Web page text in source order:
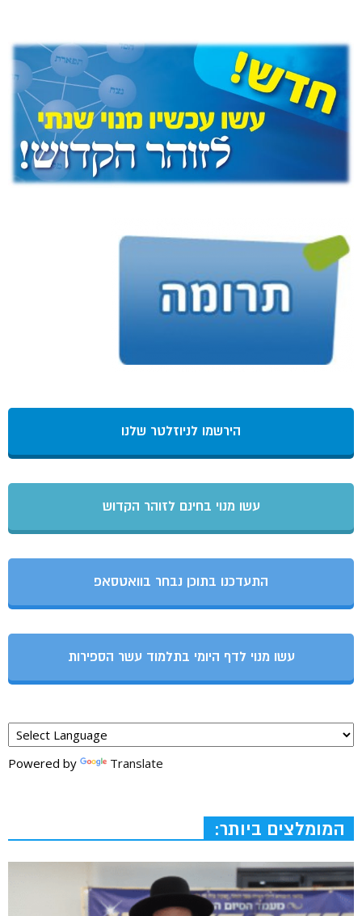
הירשמו לניוזלטר שלנו
עשו מנוי בחינם לזוהר הקדוש
התעדכנו בתוכן נבחר בוואטסאפ
עשו מנוי לדף היומי בתלמוד עשר הספירות
Powered by Translate
המומלצים ביותר: